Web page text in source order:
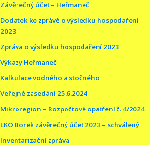
Závěrečný účet – Heřmaneč
Dodatek ke zprávě o výsledku hospodaření
2023
Zpráva o výsledku hospodaření 2023
Výkazy Heřmaneč
Kalkulace vodného a stočného
Veřejné zasedání 25.6.2024
Mikroregion – Rozpočtové opatření č. 4/2024
LKO Borek závěrečný účet 2023 – schválený
Inventarizační zpráva